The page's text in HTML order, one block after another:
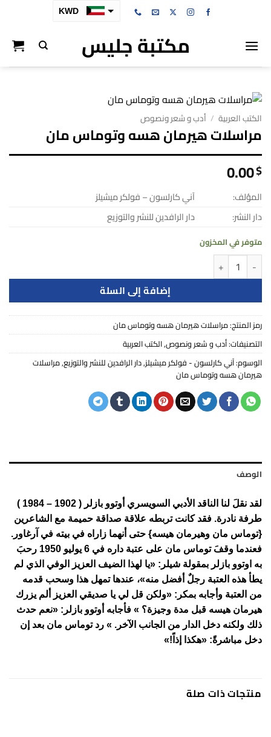
KWD
مكتبة جليس
الكتب العربية / أدب و شعر ونصوص
مراسلات هيرمان هسه وتوماس مان
0.00$
المؤلف:
آني كارلسون – فولكر ميشيلز
دار النشر:
دار الرافدين للنشر والتوزيع
متوفر في المخزون
كمية مراسلات هيرمان هسه وتوماس مان
إضافة إلى السلة
رمز المنتج:مراسلات هيرمان هسه وتوماس مان
التصنيفات:أدب و شعر ونصوص,الكتب العربية
الوسوم:آني كارلسون - فولكر ميشيلز,دار الرافدين للنشر والتوزيع,مراسلات
هيرمان هسه وتوماس مان
الوصف
لقد نقلَ لنا الناقد الأدبي السويسري أوتوو بازلر ( 1902 – 1984 )
طرفة نادرة. فقد كانت تربطه علاقة صداقة حميمة مع الشاعرين
{توماس مان وهيرمان هيسه} حتى أنهما زاراه في بيته في آرغاور.
فعندما وقفَ توماس مان على عتبة داره في 6 يوليو 1950 رحبَ
به اوتوو بازلر بمقولة شيلر: «يا لهذا الضيف العزيز الوفي الذي لم
يطأ هذه العتبة رجلٌ أفضل منه»، عندها تمهل هذا وسحب قدمه
من العتبة وأجابه بمكر: «ولكن قل لي يا صديقي العزيز ألم يزرك
هيرمان هيسه قبل مدة وجيزة؟ » فأجابه أوتوو بازلر: «نعم حدث
ذلك ولكنه دخل الدار من الجانب الآخر. » رد توماس مان بعد إن
دخل مباشرةً: «هكذا إذاً!»
منتجات ذات صلة